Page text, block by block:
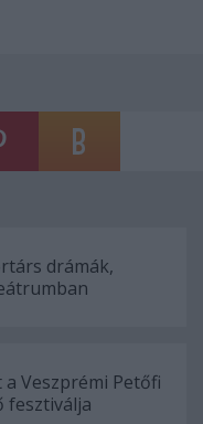
drámák,
Veszprémi Petőfi
fesztiválja